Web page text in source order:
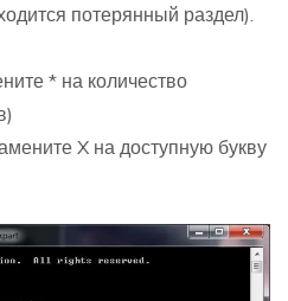
потерянный раздел).
* на количество
X на доступную букву